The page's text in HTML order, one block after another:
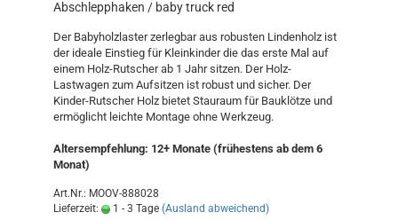
Abschlepphaken / baby truck red
Der Babyholzlaster zerlegbar aus robusten Lindenholz ist
der ideale Einstieg für Kleinkinder die das erste Mal auf
einem Holz-Rutscher ab 1 Jahr sitzen. Der Holz-
Lastwagen zum Aufsitzen ist robust und sicher. Der
Kinder-Rutscher Holz bietet Stauraum für Bauklötze und
ermöglicht leichte Montage ohne Werkzeug.
Altersempfehlung: 12+ Monate (frühestens ab dem 6
Monat)
Art.Nr.: MOOV-888028
Lieferzeit:
1 - 3 Tage (Ausland abweichend)